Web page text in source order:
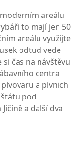
areálu
to mají jen 50
areálu využijte
odtud vede
čas na návštěvu
centra
a pivních
pod
a další dva